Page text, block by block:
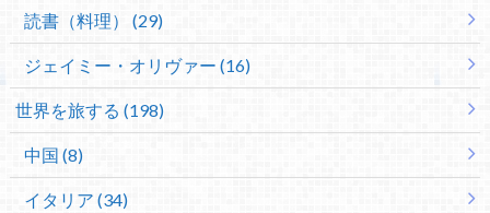
読書（料理） (29)
ジェイミー・オリヴァー (16)
世界を旅する (198)
中国 (8)
イタリア (34)